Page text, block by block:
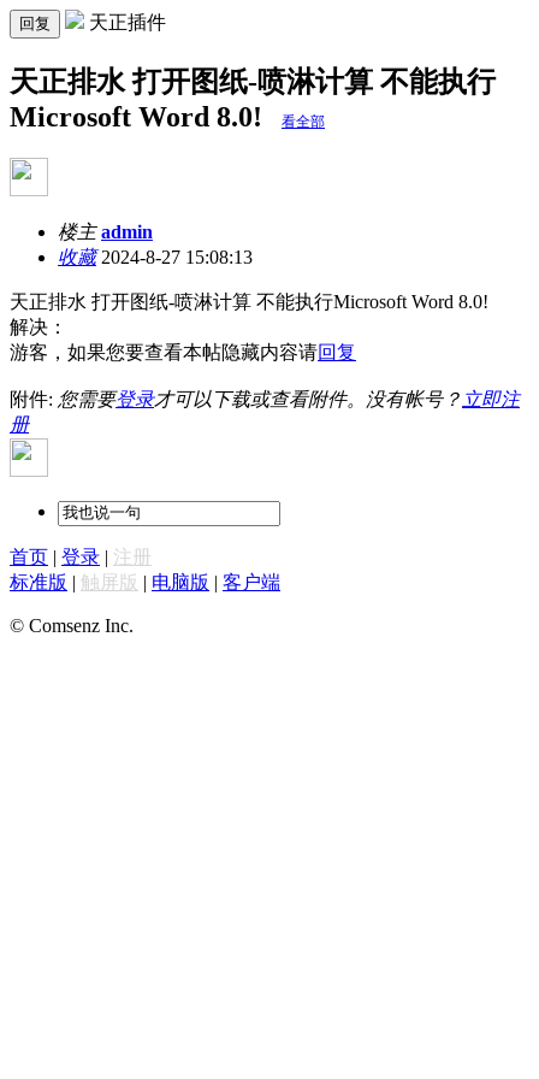
回复 天正插件
天正排水 打开图纸-喷淋计算 不能执行
Microsoft Word 8.0!
看全部
楼主 admin
收藏2024-8-27 15:08:13
天正排水 打开图纸-喷淋计算 不能执行Microsoft Word 8.0!
解决：
游客，如果您要查看本帖隐藏内容请回复
附件: 您需要登录才可以下载或查看附件。没有帐号？ 立即注
册
首页 | 登录 | 注册
标准版 | 触屏版 | 电脑版 | 客户端
© Comsenz Inc.